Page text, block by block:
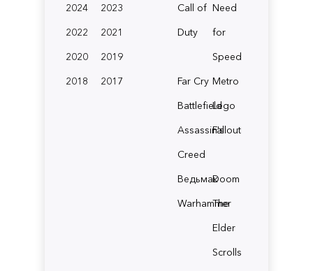
2024
2023
2022
2021
2020
2019
2018
2017
Call of
Duty
Need
for
Speed
Far Cry Metro
BattlefieldLego
Assassin's
Creed
Fallout
ВедьмакDoom
Warhammer
The
Elder
Scrolls